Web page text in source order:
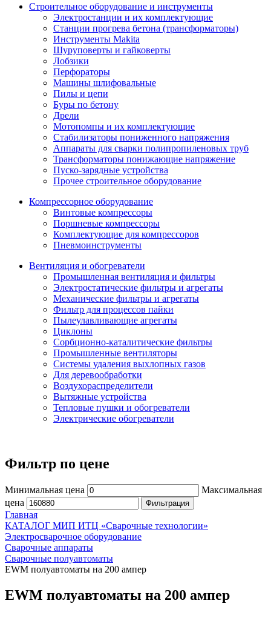
Строительное оборудование и инструменты
Электростанции и их комплектующие
Станции прогрева бетона (трансформаторы)
Инструменты Makita
Шуруповерты и гайковерты
Лобзики
Перфораторы
Машины шлифовальные
Пилы и цепи
Буры по бетону
Дрели
Мотопомпы и их комплектующие
Стабилизаторы пониженного напряжения
Аппараты для сварки полипропиленовых труб
Трансформаторы понижающие напряжение
Пуско-зарядные устройства
Прочее строительное оборудование
Компрессорное оборудование
Винтовые компрессоры
Поршневые компрессоры
Комплектующие для компрессоров
Пневмоинструменты
Вентиляция и обогреватели
Промышленная вентиляция и фильтры
Электростатические фильтры и агрегаты
Механические фильтры и агрегаты
Фильтр для процессов пайки
Пылеулавливающие агрегаты
Циклоны
Сорбционно-каталитические фильтры
Промышленные вентиляторы
Системы удаления выхлопных газов
Для деревообработки
Воздухораспределители
Вытяжные устройства
Тепловые пушки и обогреватели
Электрические обогреватели
Фильтр по цене
Минимальная цена
Максимальная
цена
Фильтрация
Главная
КАТАЛОГ МИП ИТЦ «Сварочные технологии»
Электросварочное оборудование
Сварочные аппараты
Сварочные полуавтоматы
EWM полуавтоматы на 200 ампер
EWM полуавтоматы на 200 ампер